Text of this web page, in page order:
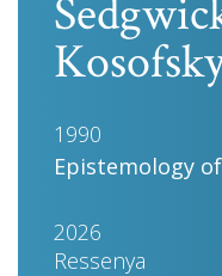
1990
Epistemology
2026
Ressenya